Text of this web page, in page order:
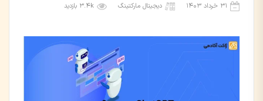
۳۱ خرداد ۱۴۰۳ دیجیتال مارکتینگ 3.4k بازدید